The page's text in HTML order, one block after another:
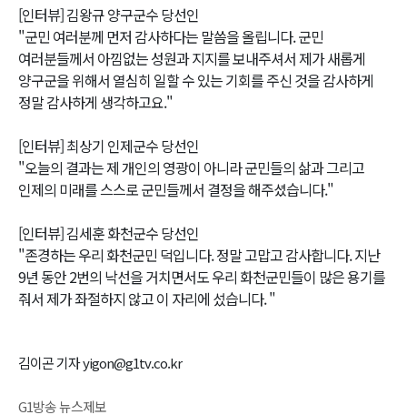
[인터뷰] 김왕규 양구군수 당선인
"군민 여러분께 먼저 감사하다는 말씀을 올립니다. 군민
여러분들께서 아낌없는 성원과 지지를 보내주셔서 제가 새롭게
양구군을 위해서 열심히 일할 수 있는 기회를 주신 것을 감사하게
정말 감사하게 생각하고요."
[인터뷰] 최상기 인제군수 당선인
"오늘의 결과는 제 개인의 영광이 아니라 군민들의 삶과 그리고
인제의 미래를 스스로 군민들께서 결정을 해주셨습니다."
[인터뷰] 김세훈 화천군수 당선인
"존경하는 우리 화천군민 덕입니다. 정말 고맙고 감사합니다. 지난
9년 동안 2번의 낙선을 거치면서도 우리 화천군민들이 많은 용기를
줘서 제가 좌절하지 않고 이 자리에 섰습니다. "
김이곤 기자 yigon@g1tv.co.kr
G1방송 뉴스제보